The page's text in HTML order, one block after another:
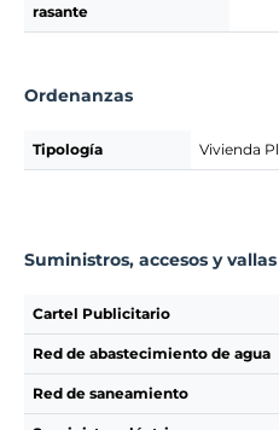
rasante
Ordenanzas
Tipología Vivienda
Suministros, accesos y
Cartel Publicitario
Red de abastecimiento de agua
Red de saneamiento